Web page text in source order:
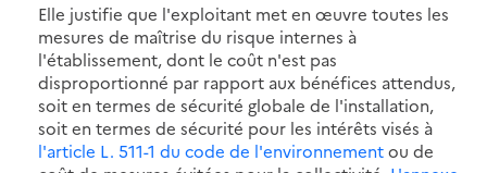
Elle justifie que l'exploitant met en œuvre toutes les
mesures de maîtrise du risque internes à
l'établissement, dont le coût n'est pas
disproportionné par rapport aux bénéfices attendus,
soit en termes de sécurité globale de l'installation,
soit en termes de sécurité pour les intérêts visés à
l'article L. 511-1 du code de l'environnementou de